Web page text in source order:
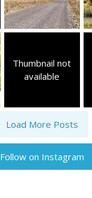
Thumbnail not
available
Load More Posts
Follow on Instagram